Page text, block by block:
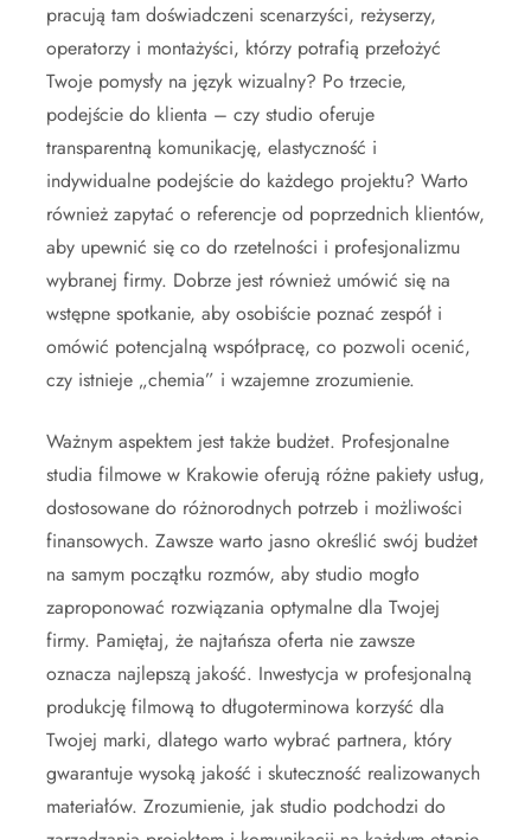
pracują tam doświadczeni scenarzyści, reżyserzy,
operatorzy i montażyści, którzy potrafią przełożyć
Twoje pomysły na język wizualny? Po trzecie,
podejście do klienta – czy studio oferuje
transparentną komunikację, elastyczność i
indywidualne podejście do każdego projektu? Warto
również zapytać o referencje od poprzednich klientów,
aby upewnić się co do rzetelności i profesjonalizmu
wybranej firmy. Dobrze jest również umówić się na
wstępne spotkanie, aby osobiście poznać zespół i
omówić potencjalną współpracę, co pozwoli ocenić,
czy istnieje „chemia” i wzajemne zrozumienie.
Ważnym aspektem jest także budżet. Profesjonalne
studia filmowe w Krakowie oferują różne pakiety usług,
dostosowane do różnorodnych potrzeb i możliwości
finansowych. Zawsze warto jasno określić swój budżet
na samym początku rozmów, aby studio mogło
zaproponować rozwiązania optymalne dla Twojej
firmy. Pamiętaj, że najtańsza oferta nie zawsze
oznacza najlepszą jakość. Inwestycja w profesjonalną
produkcję filmową to długoterminowa korzyść dla
Twojej marki, dlatego warto wybrać partnera, który
gwarantuje wysoką jakość i skuteczność realizowanych
materiałów. Zrozumienie, jak studio podchodzi do